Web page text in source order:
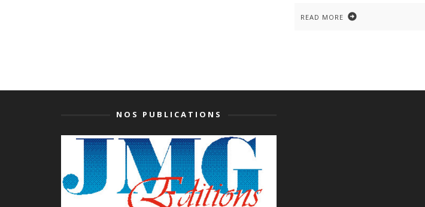
READ MORE
NOS PUBLICATIONS